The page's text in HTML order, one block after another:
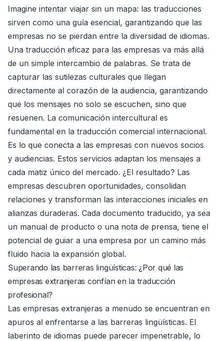
Imagine intentar viajar sin un mapa: las traducciones
sirven como una guía esencial, garantizando que las
empresas no se pierdan entre la diversidad de idiomas.
Una traducción eficaz para las empresas va más allá
de un simple intercambio de palabras. Se trata de
capturar las sutilezas culturales que llegan
directamente al corazón de la audiencia, garantizando
que los mensajes no solo se escuchen, sino que
resuenen. La comunicación intercultural es
fundamental en la traducción comercial internacional.
Es lo que conecta a las empresas con nuevos socios
y audiencias. Estos servicios adaptan los mensajes a
cada matiz único del mercado. ¿El resultado? Las
empresas descubren oportunidades, consolidan
relaciones y transforman las interacciones iniciales en
alianzas duraderas. Cada documento traducido, ya sea
un manual de producto o una nota de prensa, tiene el
potencial de guiar a una empresa por un camino más
fluido hacia la expansión global.
Superando las barreras lingüísticas: ¿Por qué las
empresas extranjeras confían en la traducción
profesional?
Las empresas extranjeras a menudo se encuentran en
apuros al enfrentarse a las barreras lingüísticas. El
laberinto de idiomas puede parecer impenetrable, lo